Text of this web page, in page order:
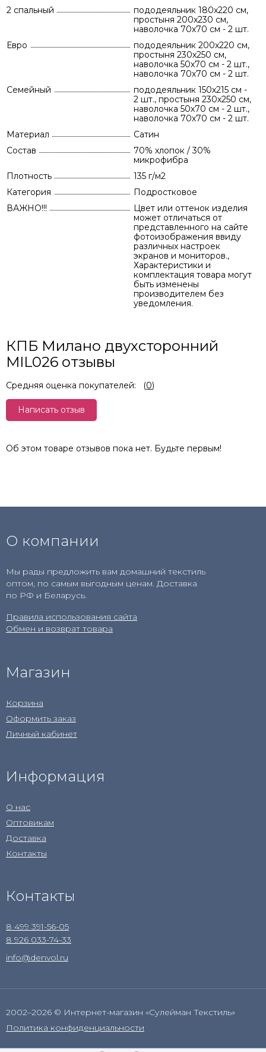
2 спальный
пододеяльник 180х220 см,
простыня 200х230 см,
наволочка 70х70 см - 2 шт.
Евро
пододеяльник 200х220 см,
простыня 230х250 см,
наволочка 50х70 см - 2 шт.,
наволочка 70х70 см - 2 шт.
Семейный
пододеяльник 150х215 см -
2 шт., простыня 230х250 см,
наволочка 50х70 см - 2 шт.,
наволочка 70х70 см - 2 шт.
Материал
Сатин
Состав
70% хлопок / 30%
микрофибра
Плотность
135 г/м2
Категория
Подростковое
ВАЖНО!!!
Цвет или оттенок изделия
может отличаться от
представленного на сайте
фотоизображения ввиду
различных настроек
экранов и мониторов.,
Характеристики и
комплектация товара могут
быть изменены
производителем без
уведомления.
КПБ Милано двухсторонний
MIL026 отзывы
Средняя оценка покупателей: (0)
Написать отзыв
Об этом товаре отзывов пока нет. Будьте первым!
О компании
Мы рады предложить вам домашний текстиль
оптом, по самым выгодным ценам. Доставка
по РФ и Беларусь.
Правила использования сайта
Обмен и возврат товара
Магазин
Корзина
Оформить заказ
Личный кабинет
Информация
О нас
Оптовикам
Доставка
Контакты
Контакты
8 499 391-56-05
8 926 033-74-33
info@denvol.ru
2002–2026 © Интернет-магазин «Сулейман Текстиль»
Политика конфиденциальности